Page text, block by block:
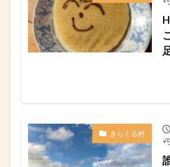
きらくる村